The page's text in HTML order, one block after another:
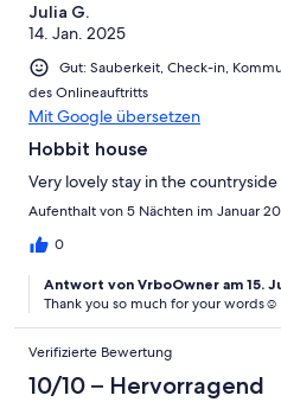
Julia G.
14. Jan. 2025
Gut: Sauberkeit, Check-in,
des Onlineauftritts
Mit Google übersetzen
Hobbit house
Very lovely stay in the countryside
Aufenthalt von 5 Nächten im Januar
0
Antwort von VrboOwner am 15.
Thank you so much for your words☺️
Verifizierte Bewertung
10/10 – Hervorragend